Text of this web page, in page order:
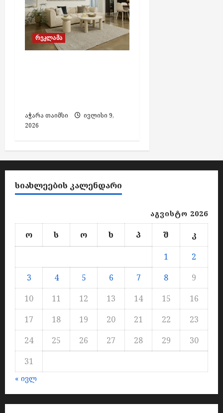
რეკლამა
აჭარა თაიმსი
ივლისი 9,
2026
ᲡᲘᲐᲮᲚᲔᲔᲑᲘᲡ ᲙᲐᲚᲔᲜᲓᲐᲠᲘ
აგვისტო 2026
ო ს ო ხ პ შ
კ
1
2
3
4 5 6 7 8
9
10
11 12 13 14 15
16
17
18 19 20 21 22
23
24
25 26 27 28 29
30
31
« ივლ